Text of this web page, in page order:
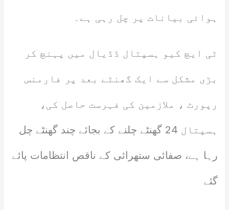
ہوائی بیانات پر چل رہی ہے۔
ٹی ایچ کیو ہسپتال ڈڈیال میں پہنچ کر
بڑی مشکل سے ایک گھنٹے بعد پر فارمنس
رپورٹ ، ملازمین کی فہرست حاصل کی،
ہسپتال 24 گھنٹے چلنے کے بجائے چند گھنٹے چل
رہا ہے، صفائی ستھرائی کے ناقص انتظامات پائے
گئے